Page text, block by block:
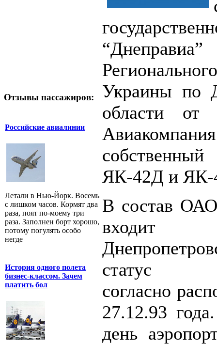
Отзывы пассажиров:
Российские авиалинии
Летали в Нью-Йорк. Восемь
с лишком часов. Кормят два
раза, поят по-моему три
раза. Заполнен борт хорошо,
потому погулять особо
негде
История одного полета
бизнес-классом. Зачем
платить бол
Украины по
области
ЯК-42Д и ЯК-
В состав
входит
статус
согласно
27.12.93
день